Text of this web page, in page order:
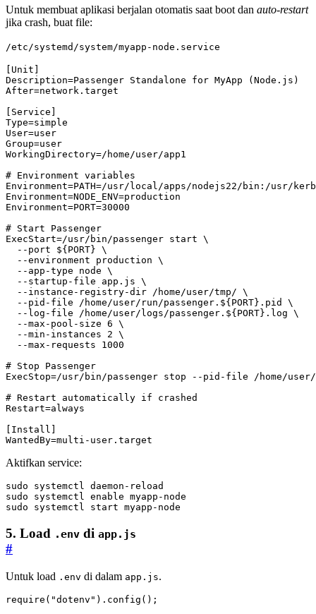
Untuk membuat aplikasi berjalan otomatis saat boot dan auto-restart
jika crash, buat file:
/etc/systemd/system/myapp-node.service
[Unit]
Description=Passenger Standalone for MyApp (Node.js)
After=network.target
[Service]
Type=simple
User=user
Group=user
WorkingDirectory=/home/user/app1
# Environment variables
Environment=PATH=/usr/local/apps/nodejs22/bin:/
Environment=NODE_ENV=production
Environment=PORT=30000
# Start Passenger
ExecStart=
  --max-requests 1000
# Stop Passenger
ExecStop=/usr/bin/passenger stop --pid-file /home/user/
# Restart automatically if crashed
Restart=always
[Install]
WantedBy=multi-user.target
Aktifkan service:
sudo systemctl enable
sudo systemctl start myapp-node
5. Load .env di app.js
#
Untuk load .env di dalam app.js.
require ( "dotenv" ). config ();